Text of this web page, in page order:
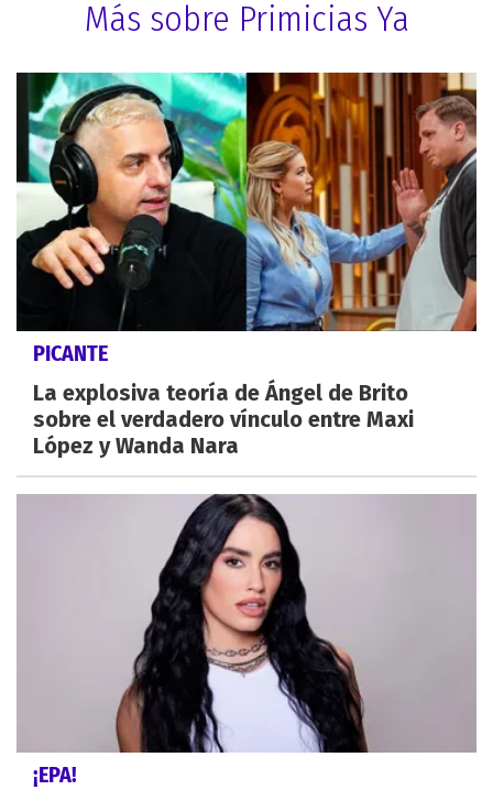
Más sobre Primicias Ya
PICANTE
La explosiva teoría de Ángel de Brito
sobre el verdadero vínculo entre Maxi
López y Wanda Nara
¡EPA!